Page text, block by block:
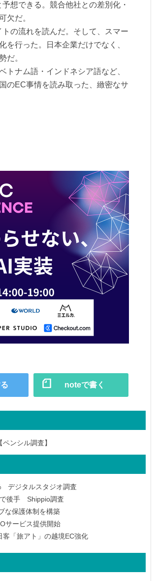
想できる。競合他社との差別化・
欠だ。
の流れを読んだ。そして、スマー
を行った。日本企業だけでなく、
だ。
ナム語・インドネシア語など、
のEC事情を読み取った、緻密なサ
noteで書く
ンシル調査】
デジタルスタジオ調査
で後手 Shippio調査
な保護体制を構築
サービス提供開始
「旅アト」の越境EC強化